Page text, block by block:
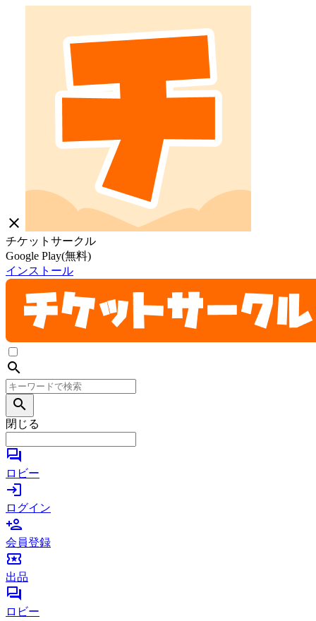
close
チケットサークル
Google Play(無料)
インストール
search
search
閉じる
forum
ロビー
login
ログイン
person_add
会員登録
local_activity
出品
forum
ロビー